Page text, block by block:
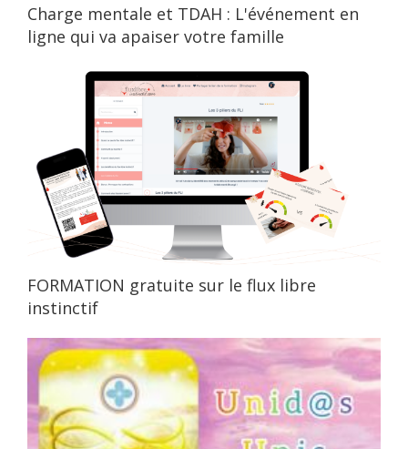
Charge mentale et TDAH : L'événement en
ligne qui va apaiser votre famille
FORMATION gratuite sur le flux libre
instinctif